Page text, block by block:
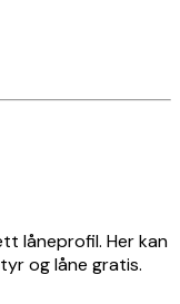
låneprofil. Her kan
og låne gratis.